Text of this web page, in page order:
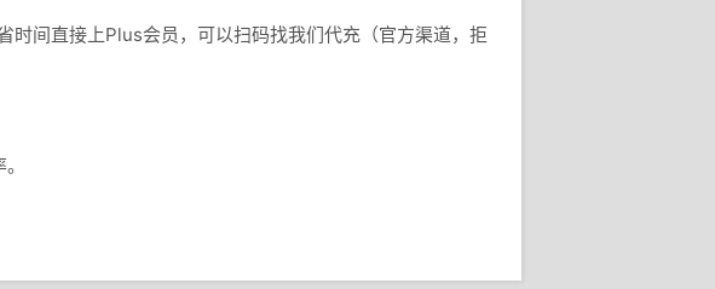
间直接上Plus会员，可以扫码找我们代充（官方渠道，拒